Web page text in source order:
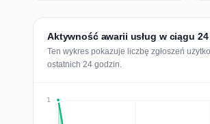
Aktywność awarii usług w ciągu
Ten wykres pokazuje liczbę zgłoszeń
ostatnich 24 godzin.